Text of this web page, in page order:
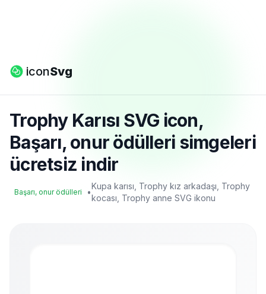
iconSvg
Trophy Karısı SVG icon,
Başarı, onur ödülleri simgeleri
ücretsiz indir
Başarı, onur ödülleri •
Kupa karısı, Trophy kız arkadaşı, Trophy
kocası, Trophy anne SVG ikonu